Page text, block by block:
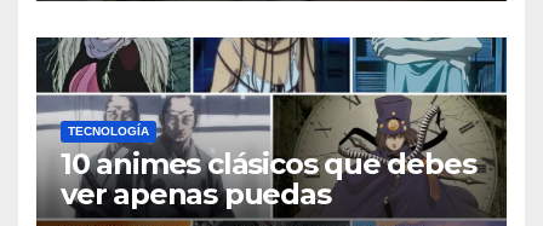
TECNOLOGÍA
10 animes clásicos que debes
ver apenas puedas